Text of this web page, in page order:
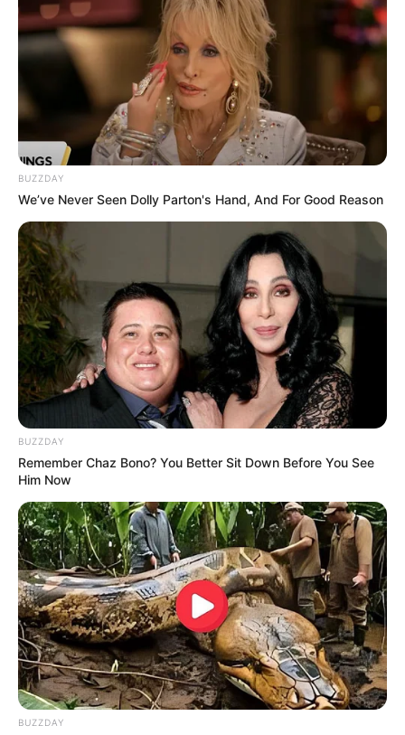
"Schleifer Dialekt", welcher allerdings nur noch
selten zu hören ist. Das Besondere liegt in der
Einzigartigkeit, wie sich hier sehr archaische
Traditionen, bedingt durch eine lang anhaltende
Isolation in der Muskauer Heide, bis in unsere Zeit
bewahren konnten. Informationen unter
www.sorb-k
ulturzentrum.de. Eingetragen von Fredo Chobo.
Heidemuseum Schloss Spremberg - Schwerpunkt
der Ausstellungen in der frühbarocken Anlage von
Schloss Spremberg sind die naturkundlichen
Besonderheiten der Heidelandschaft im Südosten
des Landes Brandenburg. Zugleich ist die
Sammlung auch ein typisches Heimatmuseum. Im
Schlosspark kann außerdem noch ein umgesetzter
Bauernhof, der im Stil von 1900 eingerichtet wurde,
und ein Lapidarium besichtigt werden. Informationen
unterwww.heidemuseum.de.
Reinert Ranch - Freizeitpark zum Thema Wilder
Westen und mit weiteren Freizeitangeboten in
Trebendorf in der Oberlausitz. Informationen unter
ww.reinert-ranch.de
Tierpark Weißwasser - In der 6,5 ha großen Anlage
können Tiere aus aller Welt betrachtet und
beobachtet werden. Außerdem gibt es begehbare
Gehege, durch die ein direkter und hautnaher
Kontakt mit einigen Tieren möglich ist. Informationen
unterwww.tierpark-weisswasser.de.
Weitere Ausflugsziele und Sehenswürdigkeiten sind
in der erweitertenUmkreissuche für Groß Bademeu
selund unterTagesausflugsziele für Groß Bademeu
sel
BUZZDAY
We’ve Never Seen Dolly Parton's Hand, And For Good Reason
BUZZDAY
Remember Chaz Bono? You Better Sit Down Before You See
Him Now
BUZZDAY